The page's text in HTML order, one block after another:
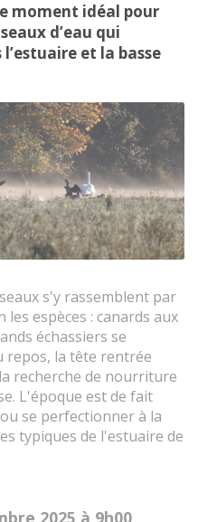
moment idéal pour
d’eau qui
et la basse
s'y rassemblent par
espèces : canards aux
échassiers se
repos, la tête rentrée
recherche de nourriture
L'époque est de fait
se perfectionner à la
typiques de l'estuaire de